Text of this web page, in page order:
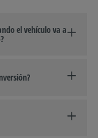
el vehículo va a